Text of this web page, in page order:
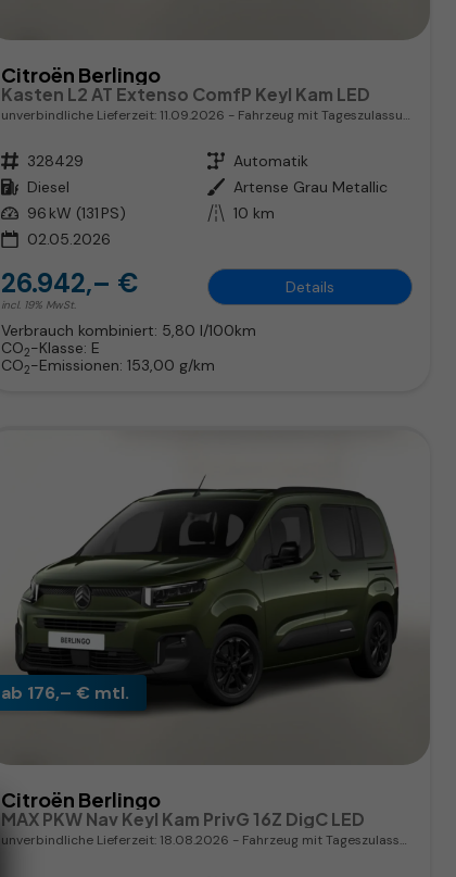
Citroën Berlingo
Kasten L2 AT Extenso ComfP Keyl Kam LED
unverbindliche Lieferzeit: 11.09.2026 Fahrzeug mit Tageszulassung
Fahrzeugnr. 328429 Getriebe Automatik
Kraftstoff Diesel Außenfarbe Artense Grau Metallic
Leistung 96 kW (131 PS) Kilometerstand 10 km
02.05.2026
26.942,– €
incl. 19% MwSt.
Details
Verbrauch kombiniert: 5,80 l/100km
CO2-Klasse: E
CO2-Emissionen:153,00 g/km
ab 176,– € mtl.
Citroën Berlingo
MAX PKW Nav Keyl Kam PrivG 16Z DigC LED
unverbindliche Lieferzeit: 18.08.2026 Fahrzeug mit Tageszulassung